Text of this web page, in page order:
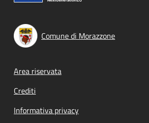
Comune di Morazzone
Footer menu
Area riservata
Crediti
Informativa privacy